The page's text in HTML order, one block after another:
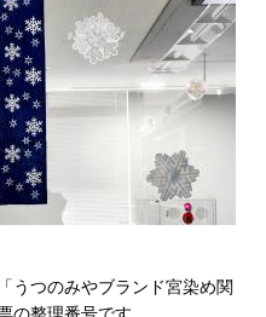
うつのみやブランド宮染め関